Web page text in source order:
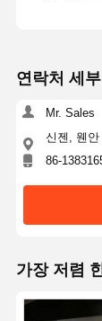
연락처 세
Mr. Sales
신젠, 웬
86-
가장 저렴